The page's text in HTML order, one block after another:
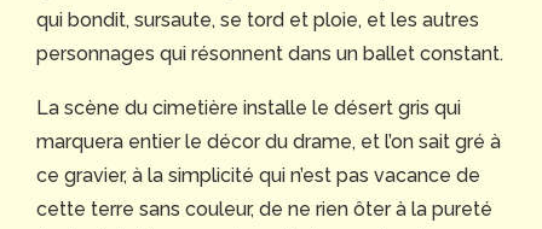
qui bondit, sursaute, se tord et ploie, et les autres
personnages qui résonnent dans un ballet constant.
La scène du cimetière installe le désert gris qui
marquera entier le décor du drame, et l’on sait gré à
ce gravier, à la simplicité qui n’est pas vacance de
cette terre sans couleur, de ne rien ôter à la pureté